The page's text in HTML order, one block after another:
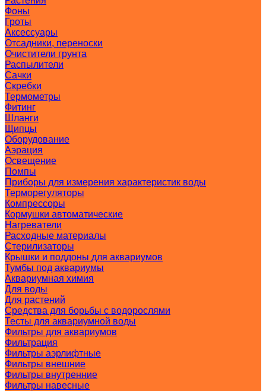
Фоны
Гроты
Аксессуары
Отсадники, переноски
Очистители грунта
Распылители
Сачки
Скребки
Термометры
Фитинг
Шланги
Щипцы
Оборудование
Аэрация
Освещение
Помпы
Приборы для измерения характеристик воды
Терморегуляторы
Компрессоры
Кормушки автоматические
Нагреватели
Расходные материалы
Стерилизаторы
Крышки и поддоны для аквариумов
Тумбы под аквариумы
Аквариумная химия
Для воды
Для растений
Средства для борьбы с водорослями
Тесты для аквариумной воды
Фильтры для аквариумов
Фильтрация
Фильтры аэрлифтные
Фильтры внешние
Фильтры внутренние
Фильтры навесные